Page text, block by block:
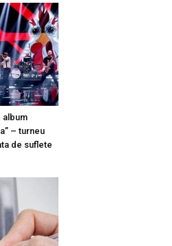
album
– turneu
de suflete